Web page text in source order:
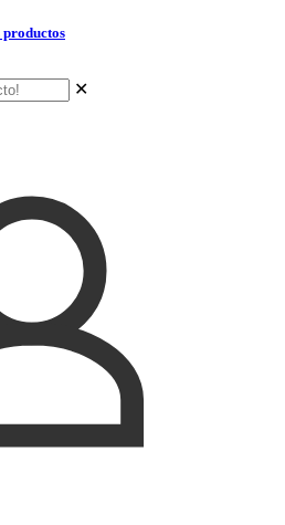
productos
✕